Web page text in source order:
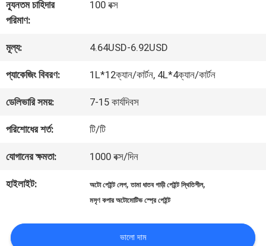
কারখানা
মান
নিয়ন্ত্রণ
করুন
ন্যূনতম চাহিদার
পরিমাণ:
100 বক্স
মূল্য: 4.64USD-6.92USD
প্যাকেজিং বিবরণ: 1L*12ক্যান/কার্টন, 4L*4ক্যান/কার্টন
ডেলিভারি সময়: 7-15 কার্যদিবস
পরিশোধের শর্ত: টি/টি
যোগানের ক্ষমতা: 1000 বক্স/দিন
হাইলাইট: অটো পেইন্ট লেপ,তামা ধাতব গাড়ী পেইন্ট স্থিতিশীল,
মসৃণ কপার অটোমোটিভ স্প্রে পেইন্ট
ভালো দাম